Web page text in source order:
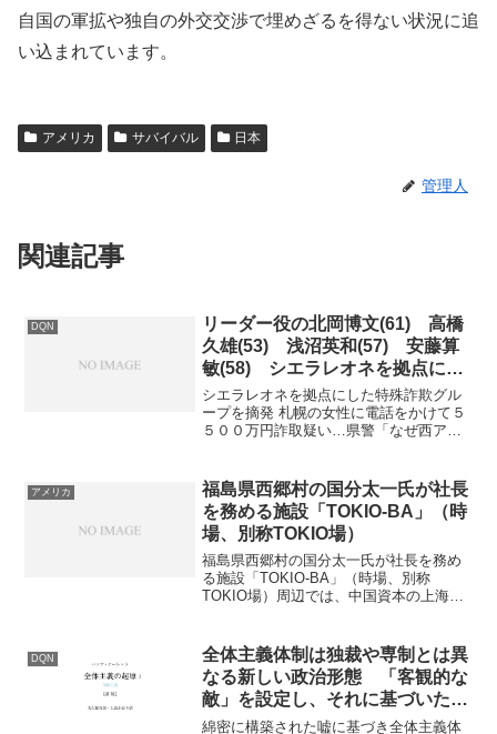
自国の軍拡や独自の外交交渉で埋めざるを得ない状況に追
い込まれています。
アメリカ サバイバル 日本
管理人
関連記事
DQN
リーダー役の北岡博文(61) 高橋
久雄(53) 浅沼英和(57) 安藤算
敏(58) シエラレオネを拠点にし
た特殊詐欺
シエラレオネを拠点にした特殊詐欺グル
ープを摘発 札幌の女性に電話をかけて５
５００万円詐取疑い…県警「なぜ西アフ
察に初めて摘発されました。東南アジア
での摘発強化から逃れる...
アメリカ
福島県西郷村の国分太一氏が社長
を務める施設「TOKIO-BA」（時
場、別称TOKIO場）
福島県西郷村の国分太一氏が社長を務め
る施設「TOKIO-BA」（時場、別称
TOKIO場）周辺では、中国資本の上海電
この地域は自衛隊駐屯地に近く、約60ヘ
クタールの広大...
DQN
全体主義体制は独裁や専制とは異
なる新しい政治形態 「客観的な
敵」を設定し、それに基づいた弾
圧や粛清を行う
綿密に構築された嘘に基づき全体主義体